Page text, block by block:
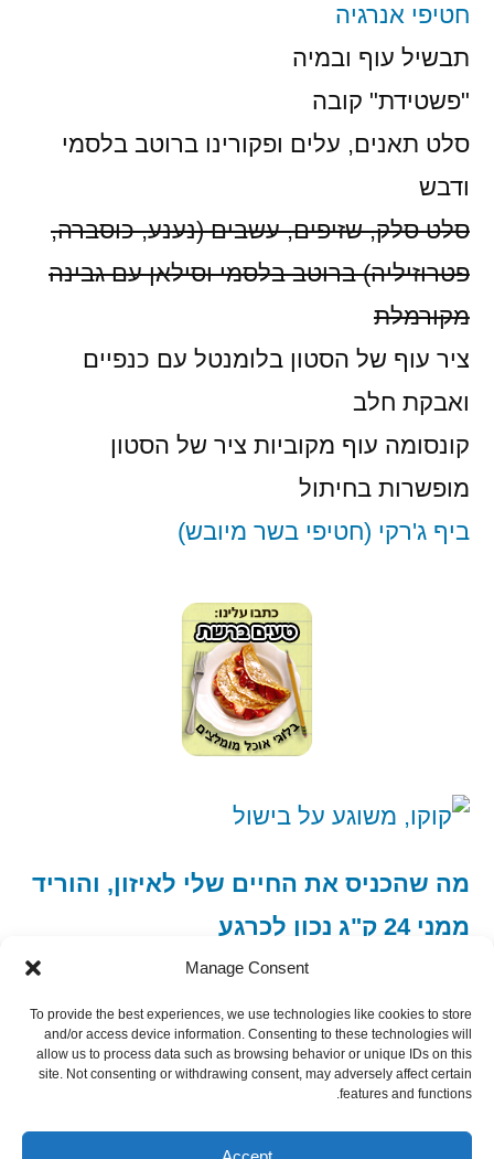
Manage Consent
To provide the best experiences, we use technologies like cookies to store
and/or access device information. Consenting to these technologies will
allow us to process data such as browsing behavior or unique IDs on this
site. Not consenting or withdrawing consent, may adversely affect certain
features and functions.
חטיפי אנרגיה
תבשיל עוף ובמיה
"פשטידת" קובה
סלט תאנים, עלים ופקורינו ברוטב בלסמי
ודבש
סלט סלק, שזיפים, עשבים (נענע, כוסברה,
פטרוזיליה) ברוטב בלסמי וסילאן עם גבינה
מקורמלת
ציר עוף של הסטון בלומנטל עם כנפיים
ואבקת חלב
קונסומה עוף מקוביות ציר של הסטון
מופשרות בחיתול
ביף ג'רקי (חטיפי בשר מיובש)
מה שהכניס את החיים שלי לאיזון, והוריד
ממני 24 ק"ג נכון לכרגע
Subscribe via RSS